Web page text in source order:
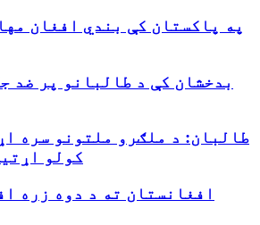
په پاکستان کې بندي افغان
بدخشان کې د طالبانو پر ضد
طالبان: د ملګرو ملتونو سره
کولو
افغانستان ته د دوه زره